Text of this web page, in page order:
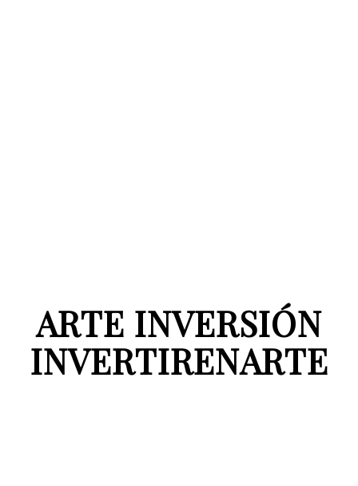
ARTE INVERSIÓN
INVERTIRENARTE